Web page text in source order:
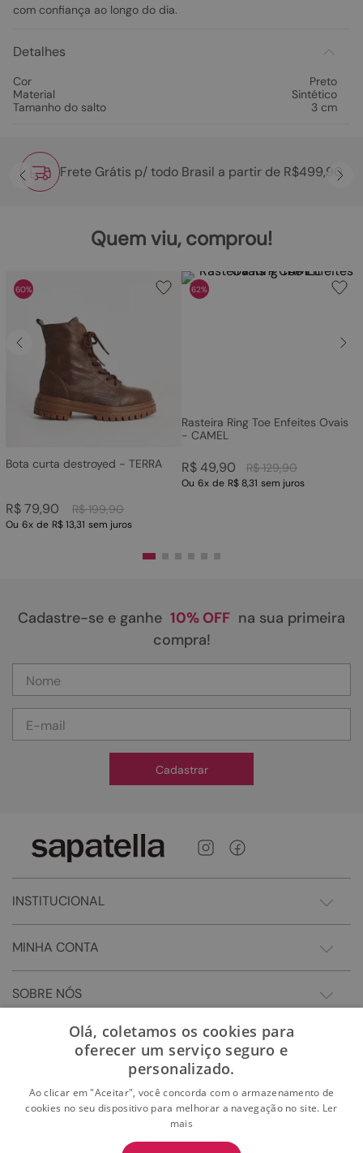
com confiança ao longo do dia.
Detalhes
Cor
Preto
Material
Sintético
Tamanho do salto
3 cm
Frete Grátis p/ todo Brasil a partir de R$499,90
Quem viu, comprou!
60%
Bota curta destroyed - TERRA
R$ 199,90
R$79,90
Ou 6x de R$ 13,31 sem juros
62%
Rasteira Ring Toe Enfeites Ovais
- CAMEL
R$ 129,90
R$49,90
Ou 6x de R$ 8,31 sem juros
Cadastre-se e ganhe 10% OFF na sua primeira
compra!
Cadastrar
INSTITUCIONAL
MINHA CONTA
SOBRE NÓS
Olá, coletamos os cookies para
oferecer um serviço seguro e
personalizado.
Ao clicar em "Aceitar", você concorda com o armazenamento de
cookies no seu dispositivo para melhorar a navegação no site. Ler
mais